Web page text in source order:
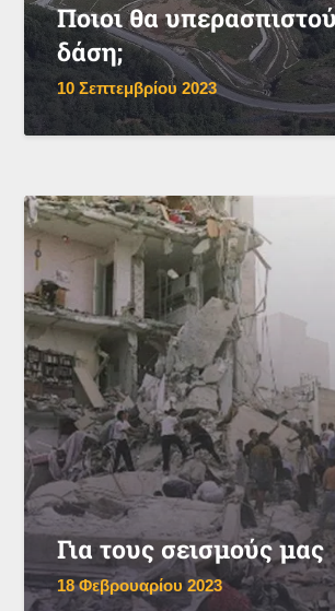
Ποιοι θα
δάση;
10 Σεπτεμβρίου 2023
Για τους σεισμούς μας
18 Φεβρουαρίου 2023